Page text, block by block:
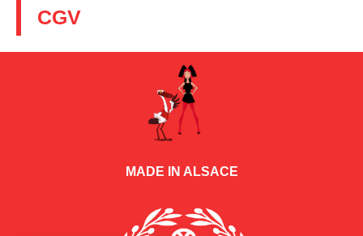
CGV
MADE IN ALSACE